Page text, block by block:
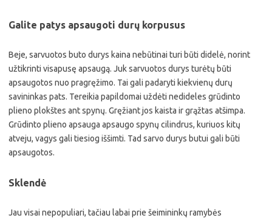
Galite patys apsaugoti durų korpusus
Beje, sarvuotos buto durys kaina nebūtinai turi būti didelė, norint
užtikrinti visapusę apsaugą. Juk sarvuotos durys turėtų būti
apsaugotos nuo pragręžimo. Tai gali padaryti kiekvienų durų
savininkas pats. Tereikia papildomai uždėti nedideles grūdinto
plieno plokštes ant spynų. Gręžiant jos kaista ir grąžtas atšimpa.
Grūdinto plieno apsauga apsaugo spynų cilindrus, kuriuos kitų
atveju, vagys gali tiesiog iššimti. Tad sarvo durys butui gali būti
apsaugotos.
Sklendė
Jau visai nepopuliari, tačiau labai prie šeimininkų ramybės